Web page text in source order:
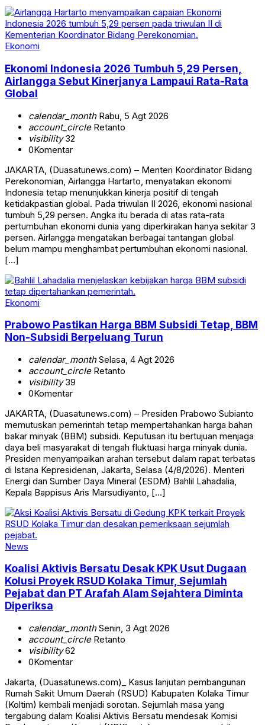
Ekonomi
Ekonomi Indonesia 2026 Tumbuh 5,29 Persen,
Airlangga Sebut Kinerjanya Lampaui Rata-Rata
Global
calendar_monthRabu, 5 Agt 2026
account_circleRetanto
visibility32
0Komentar
JAKARTA, (Duasatunews.com) – Menteri Koordinator Bidang
Perekonomian, Airlangga Hartarto, menyatakan ekonomi
Indonesia tetap menunjukkan kinerja positif di tengah
ketidakpastian global. Pada triwulan II 2026, ekonomi nasional
tumbuh 5,29 persen. Angka itu berada di atas rata-rata
pertumbuhan ekonomi dunia yang diperkirakan hanya sekitar 3
persen. Airlangga mengatakan berbagai tantangan global
belum mampu menghambat pertumbuhan ekonomi nasional.
[…]
Ekonomi
Prabowo Pastikan Harga BBM Subsidi Tetap, BBM
Non-Subsidi Berpeluang Turun
calendar_monthSelasa, 4 Agt 2026
account_circleRetanto
visibility39
0Komentar
JAKARTA, (Duasatunews.com) – Presiden Prabowo Subianto
memutuskan pemerintah tetap mempertahankan harga bahan
bakar minyak (BBM) subsidi. Keputusan itu bertujuan menjaga
daya beli masyarakat di tengah fluktuasi harga minyak dunia.
Presiden menyampaikan arahan tersebut dalam rapat terbatas
di Istana Kepresidenan, Jakarta, Selasa (4/8/2026). Menteri
Energi dan Sumber Daya Mineral (ESDM) Bahlil Lahadalia,
Kepala Bappisus Aris Marsudiyanto, […]
News
Koalisi Aktivis Bersatu Desak KPK Usut Dugaan
Kolusi Proyek RSUD Kolaka Timur, Sejumlah
Pejabat dan PT Arafah Alam Sejahtera Diminta
Diperiksa
calendar_monthSenin, 3 Agt 2026
account_circleRetanto
visibility62
0Komentar
Jakarta, (Duasatunews.com)_ Kasus lanjutan pembangunan
Rumah Sakit Umum Daerah (RSUD) Kabupaten Kolaka Timur
(Koltim) kembali menjadi sorotan. Sejumlah masa yang
tergabung dalam Koalisi Aktivis Bersatu mendesak Komisi